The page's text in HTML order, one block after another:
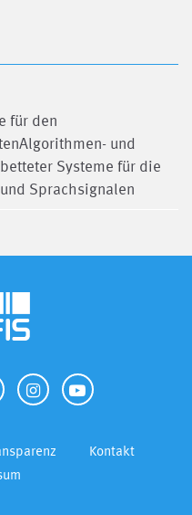
für den
und
Systeme für die
Sprachsignalen
Kontakt